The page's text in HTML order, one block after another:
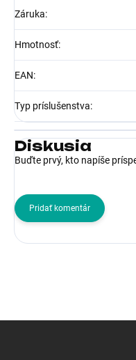
Záruka:
Hmotnosť:
EAN:
Typ príslušenstva:
Diskusia
Buďte prvý, kto napíše
Pridať komentár